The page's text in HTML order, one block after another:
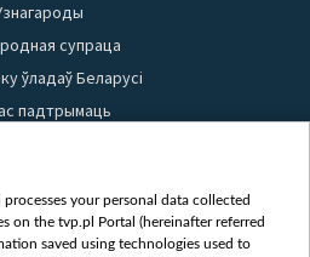
супраца
ўладаў Беларусі
падтрымаць
матэрыялаў
Бяспека
Youtube
your personal data collected
on the tvp.pl Portal (hereinafter referred
saved using technologies used to